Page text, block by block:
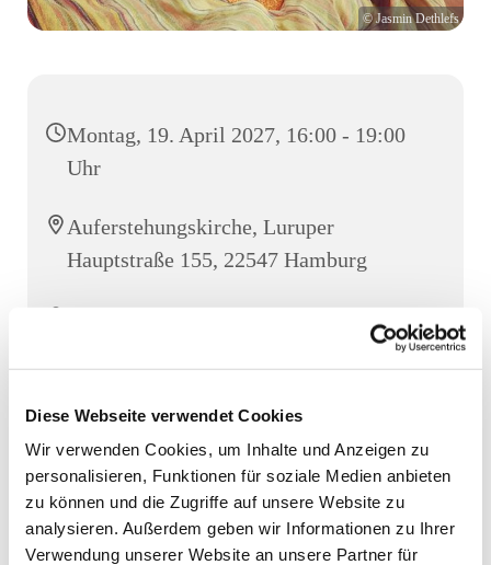
Diese Webseite verwendet Cookies
Wir verwenden Cookies, um Inhalte und Anzeigen zu
personalisieren, Funktionen für soziale Medien anbieten
zu können und die Zugriffe auf unsere Website zu
analysieren. Außerdem geben wir Informationen zu Ihrer
Verwendung unserer Website an unsere Partner für
© Jasmin Dethlefs
Montag, 19. April 2027, 16:00 - 19:00
Uhr
Auferstehungskirche, Luruper
Hauptstraße 155, 22547 Hamburg
Nach der Schule mit Freunden treffen Billard spielen,
kickern, Musik hören, chillen und vieles mehr.